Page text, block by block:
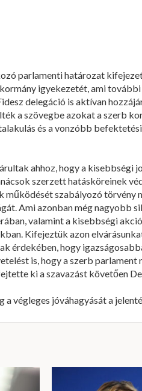
parlamenti határozat
igyekezetét, ami
delegáció is aktívan
a szövegbe azokat a szerb
és a vonzóbb
ahhoz, hogy a kisebbségi
szerzett hatásköreinek
működését szabályozó törvény
Ami azonban még nagyobb
valamint a kisebbségi
Kifejeztük azon
érdekében, hogy
is, hogy a szerb parlament
ki a szavazást követően
a végleges jóváhagyását a